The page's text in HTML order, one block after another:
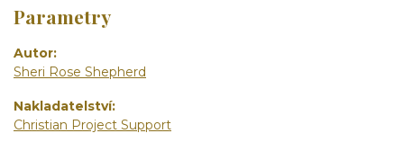
Parametry
Autor
Sheri Rose Shepherd
Nakladatelství
Christian Project Support